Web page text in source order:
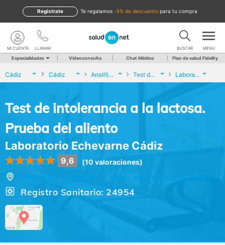
te regalamos -5% de descuento para tu compra
Regístrate
LLAMAR
MI CUENTA BUSCAR MENU
Especialidades Videoconsulta Chat Médico Plan de salud Fidelity
Cádiz Cádiz Analíticas y Genética Test de intolerancia a la lactosa. Prueba del aliento Laboratorio Echevarne Cádiz
Test de intolerancia a la lactosa.
Prueba del aliento
Laboratorio Echevarne Cádiz
9,6 (10 valoraciones)
Plaza de España, 3 -Bjs., s/n, Cádiz (Cádiz)
Registro Sanitario: 24954